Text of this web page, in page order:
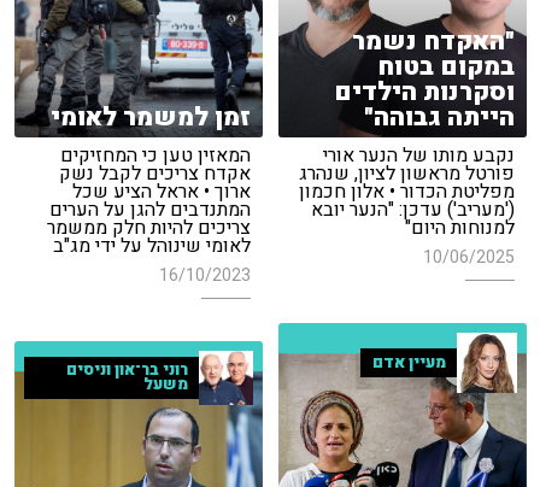
"האקדח נשמר
במקום בטוח
וסקרנות הילדים
הייתה גבוהה"
נקבע מותו של הנער אורי
פורטל מראשון לציון, שנהרג
מפליטת הכדור • אלון חכמון
('מעריב') עדכן: "הנער יובא
למנוחות היום"
10/06/2025
זמן למשמר לאומי
המאזין טען כי המחזיקים
אקדח צריכים לקבל נשק
ארוך • אראל הציע שכל
המתנדבים להגן על הערים
צריכים להיות חלק ממשמר
לאומי שינוהל על ידי מג"ב
16/10/2023
מעיין אדם רוני בר־און וניסים
משעל